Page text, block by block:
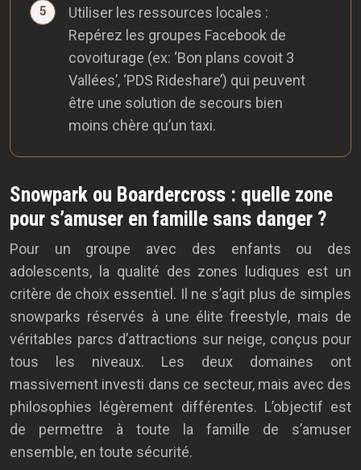
Utiliser les ressources locales :
Repérez les groupes Facebook de
covoiturage (ex: ‘Bon plans covoit 3
Vallées’, ‘PDS Rideshare’) qui peuvent
être une solution de secours bien
moins chère qu’un taxi.
Snowpark ou Boardercross : quelle zone
pour s’amuser en famille sans danger ?
Pour un groupe avec des enfants ou des
adolescents, la qualité des zones ludiques est un
critère de choix essentiel. Il ne s’agit plus de simples
snowparks réservés à une élite freestyle, mais de
véritables parcs d’attractions sur neige, conçus pour
tous les niveaux. Les deux domaines ont
massivement investi dans ce secteur, mais avec des
philosophies légèrement différentes. L’objectif est
de permettre à toute la famille de s’amuser
ensemble, en toute sécurité.